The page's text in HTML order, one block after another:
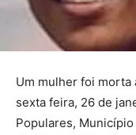
Um mulher foi morta
sexta feira, 26 de
Populares,